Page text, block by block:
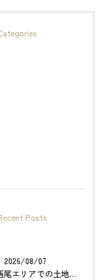
Posts
2026/08/07
西尾エリアでの土地売却成功の秘訣とは？